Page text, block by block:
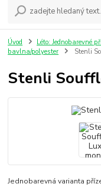
Úvod Léto: Jednobarevné
bavlna/polyester
Stenli
Stenli
Jednobarevná varianta